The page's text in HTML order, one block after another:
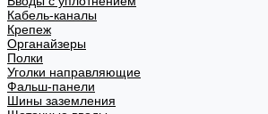
Кабель-каналы
Крепеж
Органайзеры
Полки
Уголки направляющие
Фальш-панели
Шины заземления